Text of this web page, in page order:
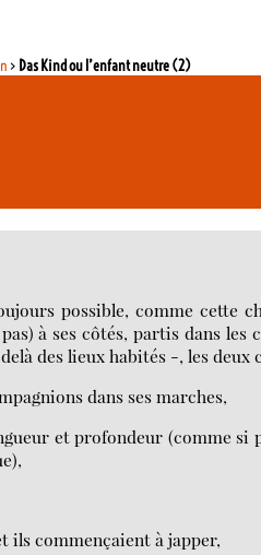
> Das Kind ou l’enfant neutre (2)
possible, comme cette
à ses côtés, partis dans les
des lieux habités -, les deux
dans ses marches,
et profondeur (comme si
ils commençaient à japper,